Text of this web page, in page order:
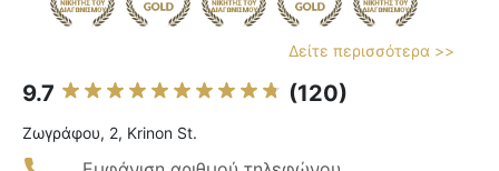
Δείτε περισσότερα >>
9.7 (120)
Ζωγράφου, 2, Krinon St.